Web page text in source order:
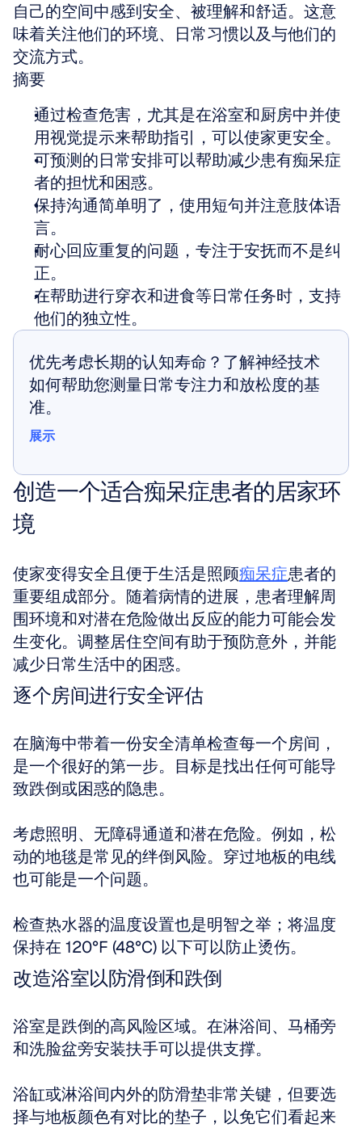
自己的空间中感到安全、被理解和舒适。这意
味着关注他们的环境、日常习惯以及与他们的
交流方式。
摘要
通过检查危害，尤其是在浴室和厨房中并使
用视觉提示来帮助指引，可以使家更安全。
可预测的日常安排可以帮助减少患有痴呆症
者的担忧和困惑。
保持沟通简单明了，使用短句并注意肢体语
言。
耐心回应重复的问题，专注于安抚而不是纠
正。
在帮助进行穿衣和进食等日常任务时，支持
他们的独立性。
优先考虑长期的认知寿命？了解神经技术
如何帮助您测量日常专注力和放松度的基
准。
展示
创造一个适合痴呆症患者的居家环
境
使家变得安全且便于生活是照顾痴呆症患者的
重要组成部分。随着病情的进展，患者理解周
围环境和对潜在危险做出反应的能力可能会发
生变化。调整居住空间有助于预防意外，并能
减少日常生活中的困惑。
逐个房间进行安全评估
在脑海中带着一份安全清单检查每一个房间，
是一个很好的第一步。目标是找出任何可能导
致跌倒或困惑的隐患。
考虑照明、无障碍通道和潜在危险。例如，松
动的地毯是常见的绊倒风险。穿过地板的电线
也可能是一个问题。
检查热水器的温度设置也是明智之举；将温度
保持在 120°F (48°C) 以下可以防止烫伤。
改造浴室以防滑倒和跌倒
浴室是跌倒的高风险区域。在淋浴间、马桶旁
和洗脸盆旁安装扶手可以提供支撑。
浴缸或淋浴间内外的防滑垫非常关键，但要选
择与地板颜色有对比的垫子，以免它们看起来